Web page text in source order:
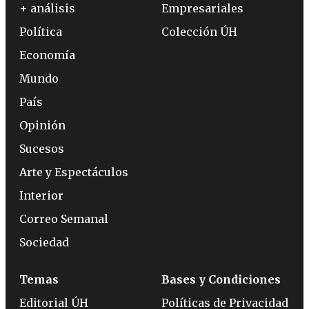
+ análisis
Política
Economía
Mundo
País
Opinión
Sucesos
Arte y Espectáculos
Interior
Correo Semanal
Sociedad
Empresariales
Colección ÚH
Temas
Editorial ÚH
Bases y Condiciones
Políticas de Privacidad